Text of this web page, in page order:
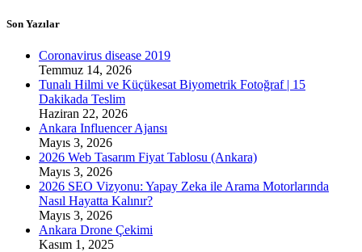
Son Yazılar
Coronavirus disease 2019
Temmuz 14, 2026
Tunalı Hilmi ve Küçükesat Biyometrik Fotoğraf | 15
Dakikada Teslim
Haziran 22, 2026
Ankara Influencer Ajansı
Mayıs 3, 2026
2026 Web Tasarım Fiyat Tablosu (Ankara)
Mayıs 3, 2026
2026 SEO Vizyonu: Yapay Zeka ile Arama Motorlarında
Nasıl Hayatta Kalınır?
Mayıs 3, 2026
Ankara Drone Çekimi
Kasım 1, 2025